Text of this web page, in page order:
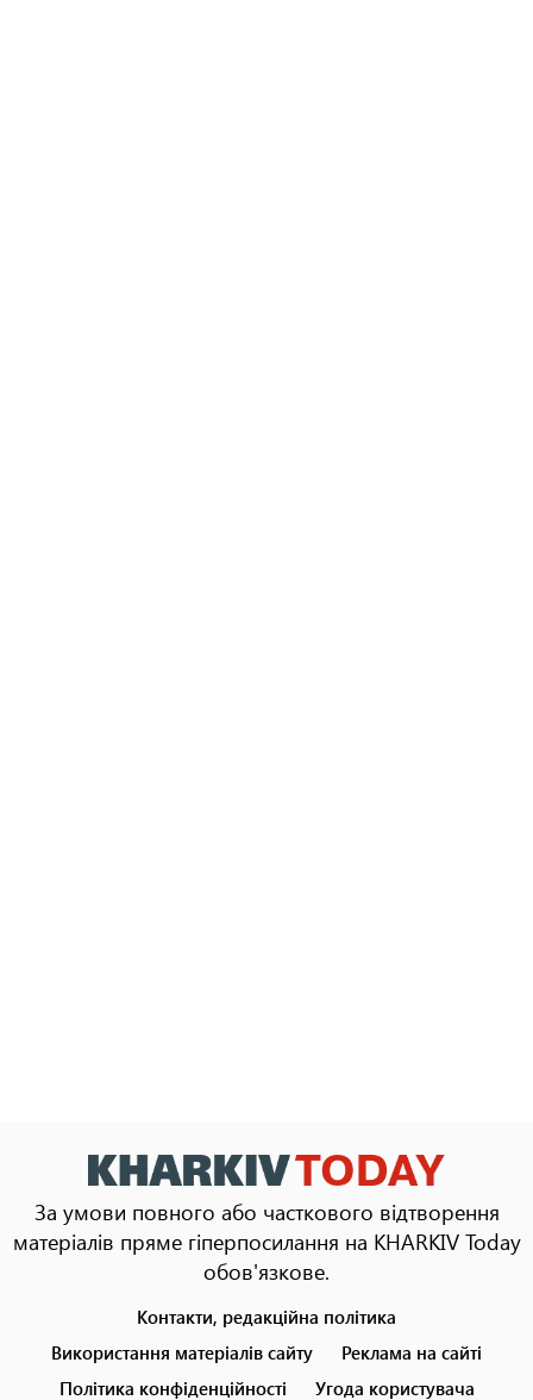
За умови повного або часткового відтворення
матеріалів пряме гіперпосилання на KHARKIV Today
обов'язкове.
menu
Контакти, редакційна політика
Використання матеріалів сайту
Реклама на сайті
Політика конфіденційності
Угода користувача